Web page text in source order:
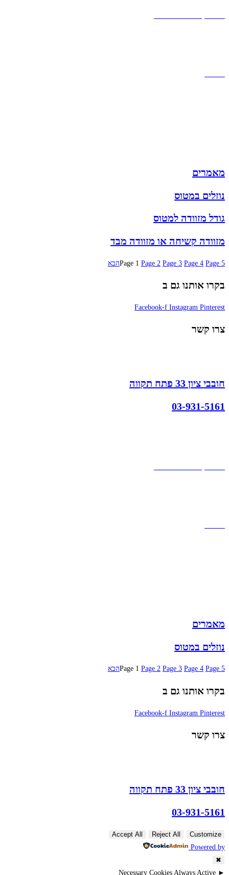
מאמרים
נוזלים במטוס
גודל מזוודה למטוס
מזוודה קשיחה או מזוודה מבד
Page 1 Page 2 Page 3 Page 4 Page 5 הבא
בקרו אותנו גם ב
Facebook-f Instagram Pinterest
צרו קשר
חובבי ציון 33 פתח תקווה
03-931-5161
מאמרים
נוזלים במטוס
Page 1 Page 2 Page 3 Page 4 Page 5 הבא
בקרו אותנו גם ב
Facebook-f Instagram Pinterest
צרו קשר
חובבי ציון 33 פתח תקווה
03-931-5161
Customize
Reject All
Accept All
Powered by
✖
►
Necessary Cookies Always Active